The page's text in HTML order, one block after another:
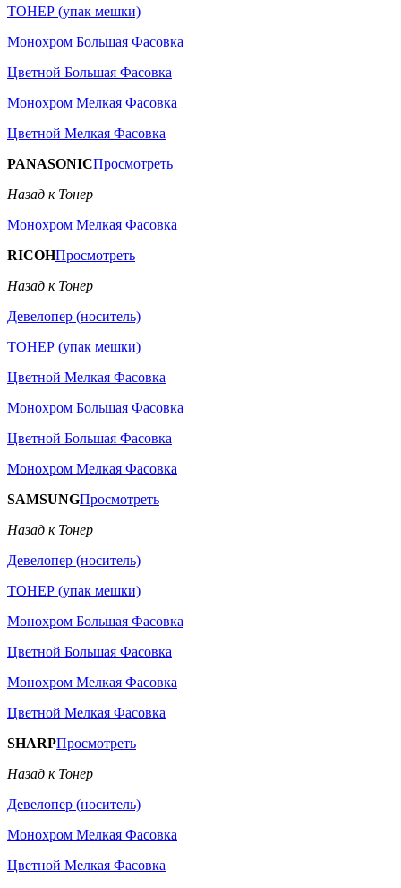
ТОНЕР (упак мешки)
Монохром Большая Фасовка
Цветной Большая Фасовка
Монохром Мелкая Фасовка
Цветной Мелкая Фасовка
PANASONICПросмотреть
Назад к Тонер
Монохром Мелкая Фасовка
RICOHПросмотреть
Назад к Тонер
Девелопер (носитель)
ТОНЕР (упак мешки)
Цветной Мелкая Фасовка
Монохром Большая Фасовка
Цветной Большая Фасовка
Монохром Мелкая Фасовка
SAMSUNGПросмотреть
Назад к Тонер
Девелопер (носитель)
ТОНЕР (упак мешки)
Монохром Большая Фасовка
Цветной Большая Фасовка
Монохром Мелкая Фасовка
Цветной Мелкая Фасовка
SHARPПросмотреть
Назад к Тонер
Девелопер (носитель)
Монохром Мелкая Фасовка
Цветной Мелкая Фасовка